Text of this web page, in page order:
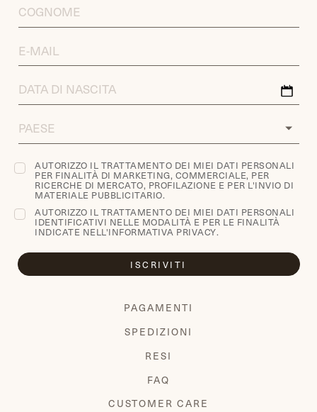
LAST
NAME
EMAIL
ADDRESS
DATA
DI
COUNTRY
AUTORIZZO IL TRATTAMENTO DEI MIEI DATI PERSONALI
PER FINALITÀ DI MARKETING, COMMERCIALE, PER
RICERCHE DI MERCATO, PROFILAZIONE E PER L'INVIO DI
MATERIALE PUBBLICITARIO.
AUTORIZZO IL TRATTAMENTO DEI MIEI DATI PERSONALI
IDENTIFICATIVI NELLE MODALITÀ E PER LE FINALITÀ
INDICATE NELL'INFORMATIVA PRIVACY.
ISCRIVITI
PAGAMENTI
SPEDIZIONI
RESI
FAQ
CUSTOMER CARE